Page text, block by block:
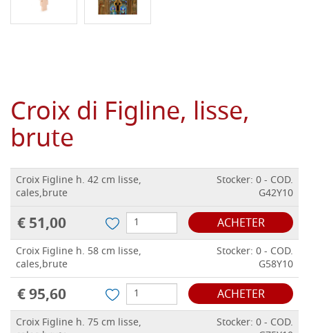
Croix di Figline, lisse,
brute
Croix Figline h. 42 cm lisse,
cales,brute
Stocker: 0 - COD.
G42Y10
€ 51,00 ACHETER
Croix Figline h. 58 cm lisse,
cales,brute
Stocker: 0 - COD.
G58Y10
€ 95,60 ACHETER
Croix Figline h. 75 cm lisse,
Stocker: 0 - COD.